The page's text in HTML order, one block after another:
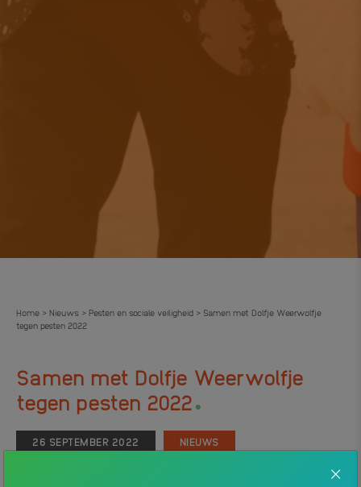
Home > Nieuws > Pesten en sociale veiligheid > Samen met Dolfje Weerwolfje
tegen pesten 2022
Samen met Dolfje Weerwolfje
tegen pesten 2022.
26 SEPTEMBER 2022 NIEUWS